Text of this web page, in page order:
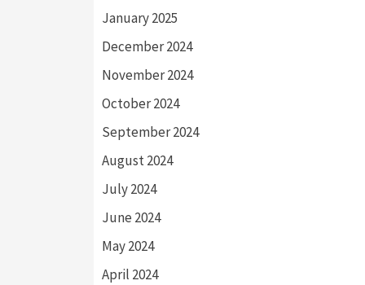
January 2025
December 2024
November 2024
October 2024
September 2024
August 2024
July 2024
June 2024
May 2024
April 2024